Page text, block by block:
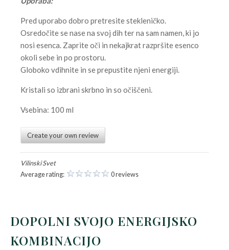
Pred uporabo dobro pretresite stekleničko.
Osredočite se nase na svoj dih ter na sam namen, ki jo
nosi esenca. Zaprite oči in nekajkrat razpršite esenco
okoli sebe in po prostoru.
Globoko vdihnite in se prepustite njeni energiji.
Kristali so izbrani skrbno in so očiščeni.
Vsebina: 100 ml
Create your own review
Vilinski Svet
Average rating:
0 reviews
DOPOLNI SVOJO ENERGIJSKO
KOMBINACIJO